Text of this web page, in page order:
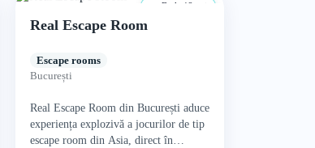
De la 12 ani
Real Escape Room
Escape rooms
București
Real Escape Room din București aduce
experiența explozivă a jocurilor de tip
escape room din Asia, direct în